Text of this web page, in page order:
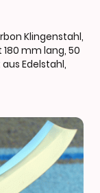
Klingenstahl,
mm lang, 50
Edelstahl,